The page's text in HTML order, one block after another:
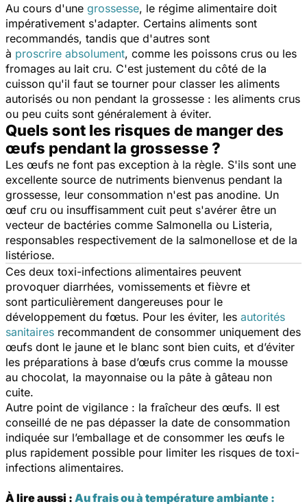
Au cours d'une grossesse, le régime alimentaire doit
impérativement s'adapter. Certains aliments sont
recommandés, tandis que d'autres sont
à proscrire absolument, comme les poissons crus ou les
fromages au lait cru. C'est justement du côté de la
cuisson qu'il faut se tourner pour classer les aliments
autorisés ou non pendant la grossesse : les aliments crus
ou peu cuits sont généralement à éviter.
Quels sont les risques de manger des
œufs pendant la grossesse ?
Les œufs ne font pas exception à la règle. S'ils sont une
excellente source de nutriments bienvenus pendant la
grossesse, leur consommation n'est pas anodine. Un
œuf cru ou insuffisamment cuit peut s'avérer être un
vecteur de bactéries comme Salmonella ou Listeria,
responsables respectivement de la salmonellose et de la
listériose.
Ces deux toxi-infections alimentaires peuvent
provoquer diarrhées, vomissements et fièvre et
sont particulièrement dangereuses pour le
développement du fœtus. Pour les éviter, les autorités
sanitaires recommandent de consommer uniquement des
œufs dont le jaune et le blanc sont bien cuits, et d’éviter
les préparations à base d’œufs crus comme la mousse
au chocolat, la mayonnaise ou la pâte à gâteau non
cuite.
Autre point de vigilance : la fraîcheur des œufs. Il est
conseillé de ne pas dépasser la date de consommation
indiquée sur l’emballage et de consommer les œufs le
plus rapidement possible pour limiter les risques de toxi-
infections alimentaires.
À lire aussi : Au frais ou à température ambiante :